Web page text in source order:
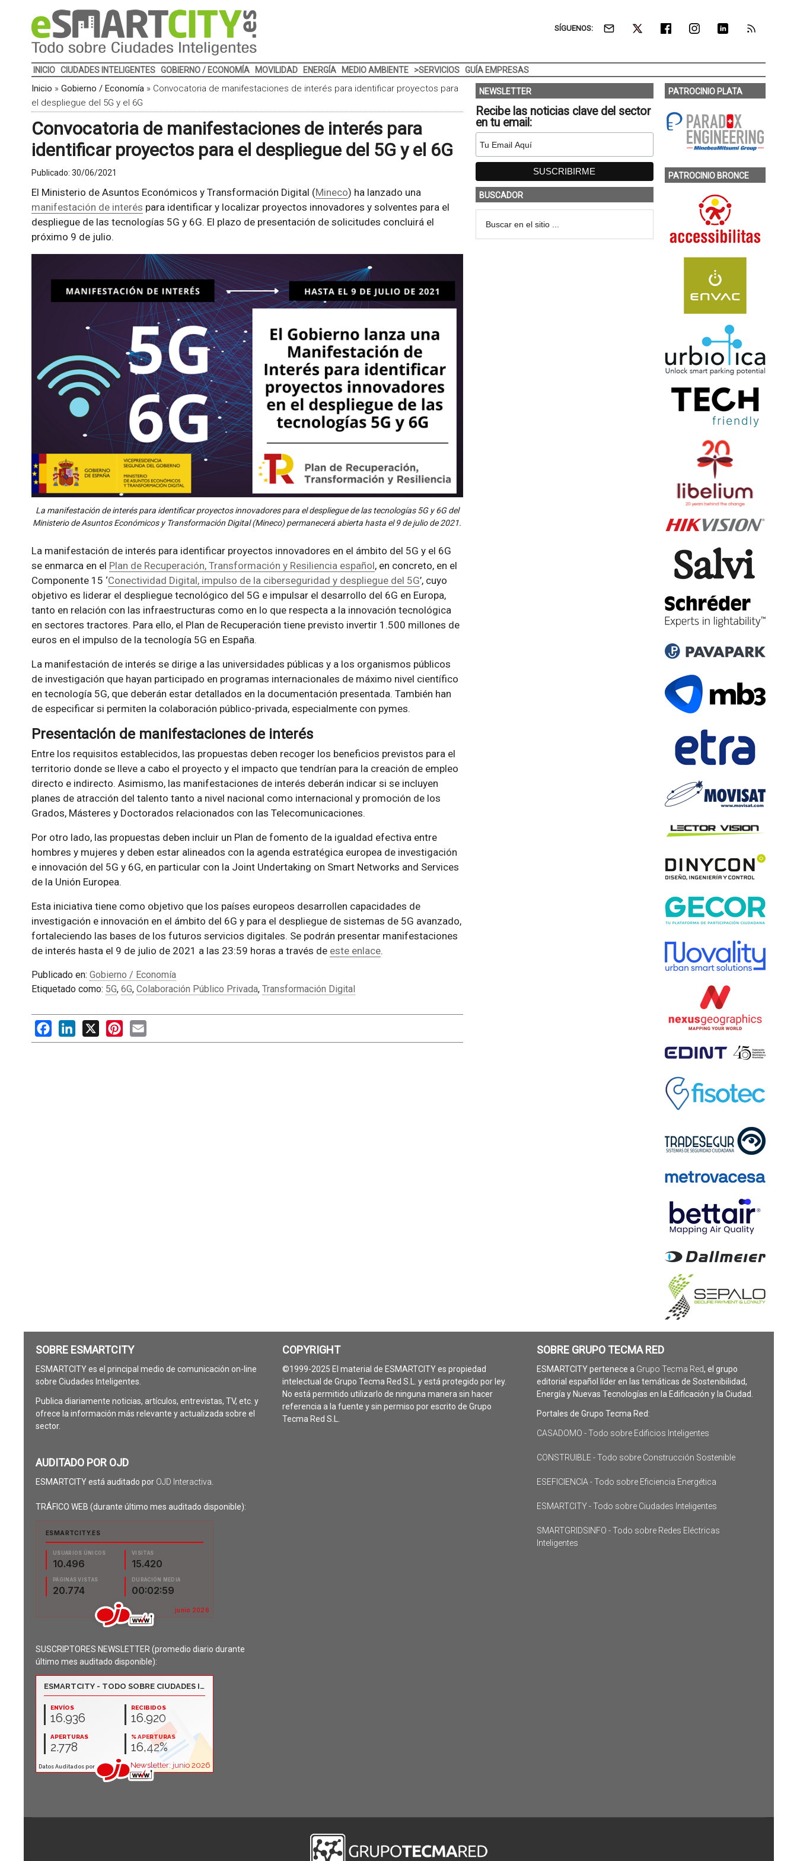
SÍGUENOS:
INICIO CIUDADES INTELIGENTES GOBIERNO / ECONOMÍA MOVILIDAD ENERGÍA MEDIO AMBIENTE >SERVICIOS GUÍA EMPRESAS
Inicio » Gobierno / Economía» Convocatoria de manifestaciones de interés para identificar proyectos para
el despliegue del 5G y el 6G
Convocatoria de manifestaciones de interés para
identificar proyectos para el despliegue del 5G y el 6G
Publicado: 30/06/2021
El Ministerio de Asuntos Económicos y Transformación Digital (Mineco) ha lanzado una
manifestación de interés para identificar y localizar proyectos innovadores y solventes para el
despliegue de las tecnologías 5G y 6G. El plazo de presentación de solicitudes concluirá el
próximo 9 de julio.
La manifestación de interés para identificar proyectos innovadores para el despliegue de las tecnologías 5G y 6G del
Ministerio de Asuntos Económicos y Transformación Digital (Mineco) permanecerá abierta hasta el 9 de julio de 2021.
La manifestación de interés para identificar proyectos innovadores en el ámbito del 5G y el 6G
se enmarca en el Plan de Recuperación, Transformación y Resiliencia español, en concreto, en el
Componente 15 ‘Conectividad Digital, impulso de la ciberseguridad y despliegue del 5G’, cuyo
objetivo es liderar el despliegue tecnológico del 5G e impulsar el desarrollo del 6G en Europa,
tanto en relación con las infraestructuras como en lo que respecta a la innovación tecnológica
en sectores tractores. Para ello, el Plan de Recuperación tiene previsto invertir 1.500 millones de
euros en el impulso de la tecnología 5G en España.
La manifestación de interés se dirige a las universidades públicas y a los organismos públicos
de investigación que hayan participado en programas internacionales de máximo nivel científico
en tecnología 5G, que deberán estar detallados en la documentación presentada. También han
de especificar si permiten la colaboración público-privada, especialmente con pymes.
Presentación de manifestaciones de interés
Entre los requisitos establecidos, las propuestas deben recoger los beneficios previstos para el
territorio donde se lleve a cabo el proyecto y el impacto que tendrían para la creación de empleo
directo e indirecto. Asimismo, las manifestaciones de interés deberán indicar si se incluyen
planes de atracción del talento tanto a nivel nacional como internacional y promoción de los
Grados, Másteres y Doctorados relacionados con las Telecomunicaciones.
Por otro lado, las propuestas deben incluir un Plan de fomento de la igualdad efectiva entre
hombres y mujeres y deben estar alineados con la agenda estratégica europea de investigación
e innovación del 5G y 6G, en particular con la Joint Undertaking on Smart Networks and Services
de la Unión Europea.
Esta iniciativa tiene como objetivo que los países europeos desarrollen capacidades de
investigación e innovación en el ámbito del 6G y para el despliegue de sistemas de 5G avanzado,
fortaleciendo las bases de los futuros servicios digitales. Se podrán presentar manifestaciones
de interés hasta el 9 de julio de 2021 a las 23:59 horas a través de este enlace.
Publicado en: Gobierno / Economía
Etiquetado como: 5G, 6G, Colaboración Público Privada, Transformación Digital
FacebookLinkedIn
X PinterestEmail
NEWSLETTER
Recibe las noticias clave del sector
en tu email:
BUSCADOR
PATROCINIO PLATA
PATROCINIO BRONCE
SOBRE ESMARTCITY
ESMARTCITY es el principal medio de comunicación on-line
sobre Ciudades Inteligentes.
Publica diariamente noticias, artículos, entrevistas, TV, etc. y
ofrece la información más relevante y actualizada sobre el
sector.
AUDITADO POR OJD
ESMARTCITY está auditado por OJD Interactiva
TRÁFICO WEB (durante último mes auditado disponible):
SUSCRIPTORES NEWSLETTER (promedio diario durante
último mes auditado disponible):
COPYRIGHT
©1999-2025 El material de ESMARTCITY es propiedad
intelectual de Grupo Tecma Red S.L. y está protegido por ley.
No está permitido utilizarlo de ninguna manera sin hacer
referencia a la fuente y sin permiso por escrito de Grupo
Tecma Red S.L.
SOBRE GRUPO TECMA RED
ESMARTCITY pertenece a Grupo Tecma Red, el grupo
editorial español líder en las temáticas de Sostenibilidad,
Energía y Nuevas Tecnologías en la Edificación y la Ciudad.
Portales de Grupo Tecma Red:
CASADOMO - Todo sobre Edificios Inteligentes
CONSTRUIBLE - Todo sobre Construcción Sostenible
ESEFICIENCIA - Todo sobre Eficiencia Energética
ESMARTCITY - Todo sobre Ciudades Inteligentes
SMARTGRIDSINFO - Todo sobre Redes Eléctricas
Inteligentes